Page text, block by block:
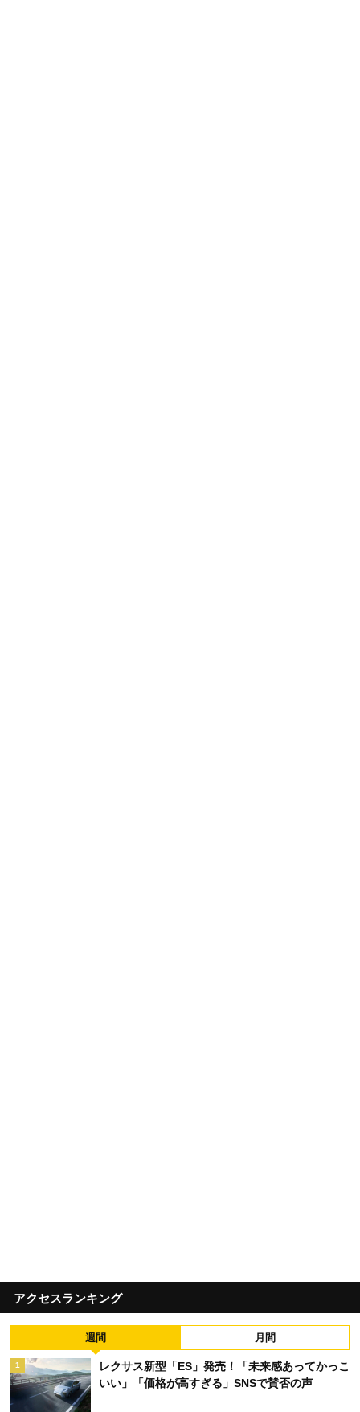
アクセスランキング
週間 月間
1
レクサス新型「ES」発売！「未来感あってかっこ
いい」「価格が高すぎる」SNSで賛否の声